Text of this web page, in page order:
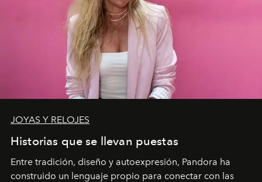
JOYAS Y RELOJES
Historias que se llevan puestas
Entre tradición, diseño y autoexpresión, Pandora ha
construido un lenguaje propio para conectar con las